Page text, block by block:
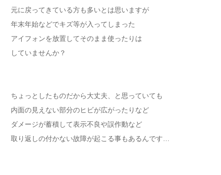
元に戻ってきている方も多いとは思いますが
年末年始などでキズ等が入ってしまった
アイフォンを放置してそのまま使ったりは
していませんか？
ちょっとしたものだから大丈夫、と思っていても
内面の見えない部分のヒビが広がったりなど
ダメージが蓄積して表示不良や誤作動など
取り返しの付かない故障が起こる事もあるんです…